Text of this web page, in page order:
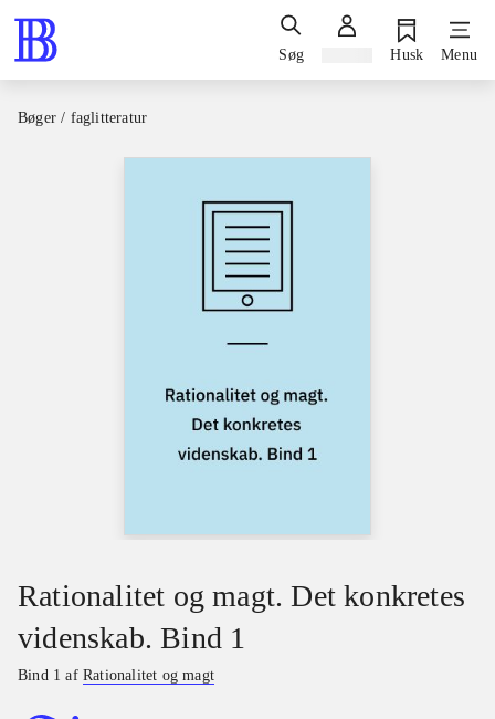
Søg Husk Menu
Bøger / faglitteratur
Rationalitet og magt. Det konkretes
videnskab. Bind 1
Bind 1 afRationalitet og magt